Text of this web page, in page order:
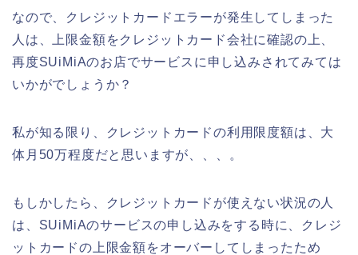
なので、クレジットカードエラーが発生してしまった
人は、上限金額をクレジットカード会社に確認の上、
再度SUiMiAのお店でサービスに申し込みされてみては
いかがでしょうか？
私が知る限り、クレジットカードの利用限度額は、大
体月50万程度だと思いますが、、、。
もしかしたら、クレジットカードが使えない状況の人
は、SUiMiAのサービスの申し込みをする時に、クレジ
ットカードの上限金額をオーバーしてしまったため